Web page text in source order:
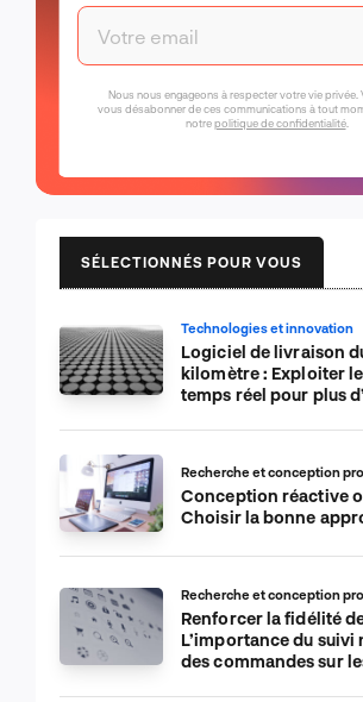
Nous nous engageons à respecter votre vie privée.
vous désabonner de ces communications à tout
notrepolitique de confidentialité.
SÉLECTIONNÉS POUR VOUS
Technologies et innovation
Logiciel de livraison
kilomètre : Exploiter
temps réel pour plus
Recherche et conception
Conception réactive
Choisir la bonne
Recherche et conception
Renforcer la fidélité
L’importance du suivi
des commandes sur